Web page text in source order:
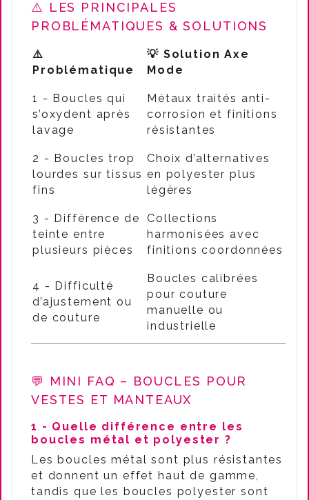
⚠️ LES PRINCIPALES
PROBLÉMATIQUES & SOLUTIONS
⚠️
Problématique
💡 Solution Axe
Mode
1 - Boucles qui
s’oxydent après
lavage
Métaux traités anti-
corrosion et finitions
résistantes
2 - Boucles trop
lourdes sur tissus
fins
Choix d’alternatives
en polyester plus
légères
3 - Différence de
teinte entre
plusieurs pièces
Collections
harmonisées avec
finitions coordonnées
4 - Difficulté
d’ajustement ou
de couture
Boucles calibrées
pour couture
manuelle ou
industrielle
💬 MINI FAQ – BOUCLES POUR
VESTES ET MANTEAUX
1 - Quelle différence entre les
boucles métal et polyester ?
Les boucles métal sont plus résistantes
et donnent un effet haut de gamme,
tandis que les boucles polyester sont